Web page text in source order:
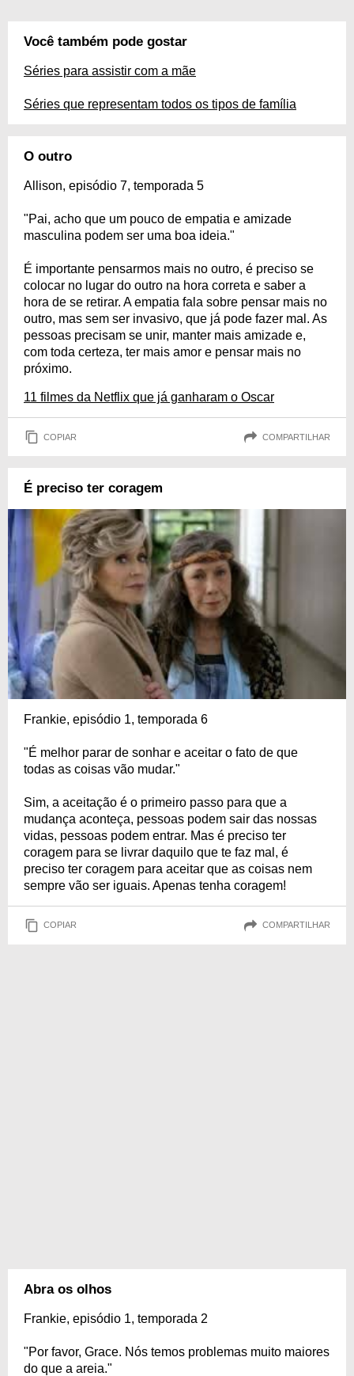
Você também pode gostar
Séries para assistir com a mãe
Séries que representam todos os tipos de família
O outro
Allison, episódio 7, temporada 5
"Pai, acho que um pouco de empatia e amizade
masculina podem ser uma boa ideia."
É importante pensarmos mais no outro, é preciso se
colocar no lugar do outro na hora correta e saber a
hora de se retirar. A empatia fala sobre pensar mais no
outro, mas sem ser invasivo, que já pode fazer mal. As
pessoas precisam se unir, manter mais amizade e,
com toda certeza, ter mais amor e pensar mais no
próximo.
11 filmes da Netflix que já ganharam o Oscar
COPIAR COMPARTILHAR
É preciso ter coragem
Frankie, episódio 1, temporada 6
"É melhor parar de sonhar e aceitar o fato de que
todas as coisas vão mudar."
Sim, a aceitação é o primeiro passo para que a
mudança aconteça, pessoas podem sair das nossas
vidas, pessoas podem entrar. Mas é preciso ter
coragem para se livrar daquilo que te faz mal, é
preciso ter coragem para aceitar que as coisas nem
sempre vão ser iguais. Apenas tenha coragem!
COPIAR COMPARTILHAR
Abra os olhos
Frankie, episódio 1, temporada 2
"Por favor, Grace. Nós temos problemas muito maiores
do que a areia."